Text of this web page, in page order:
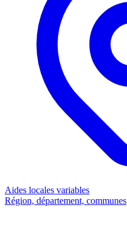
Aides locales variables
Région, département, communes